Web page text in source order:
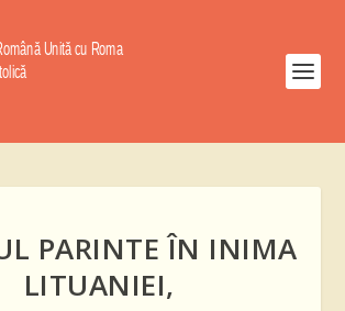
PARINTE ÎN INIMA
LITUANIEI,